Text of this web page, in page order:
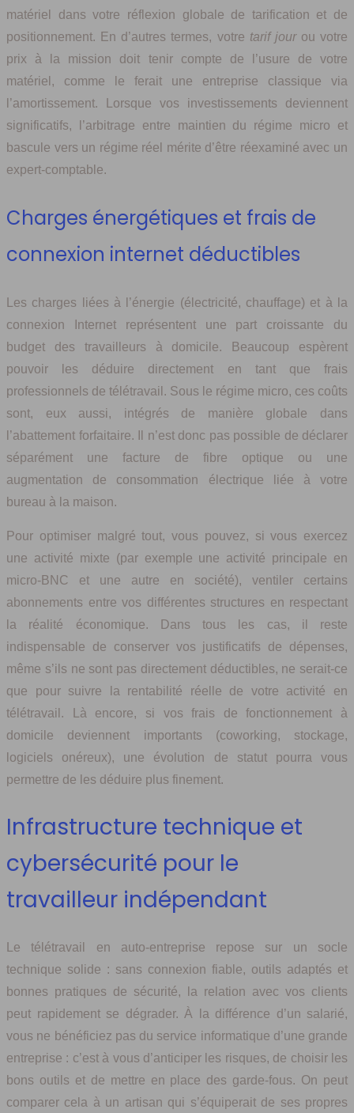
matériel dans votre réflexion globale de tarification et de
positionnement. En d’autres termes, votre tarif jourou votre
prix à la mission doit tenir compte de l’usure de votre
matériel, comme le ferait une entreprise classique via
l’amortissement. Lorsque vos investissements deviennent
significatifs, l’arbitrage entre maintien du régime micro et
bascule vers un régime réel mérite d’être réexaminé avec un
expert-comptable.
Charges énergétiques et frais de
connexion internet déductibles
Les charges liées à l’énergie (électricité, chauffage) et à la
connexion Internet représentent une part croissante du
budget des travailleurs à domicile. Beaucoup espèrent
pouvoir les déduire directement en tant que frais
professionnels de télétravail. Sous le régime micro, ces coûts
sont, eux aussi, intégrés de manière globale dans
l’abattement forfaitaire. Il n’est donc pas possible de déclarer
séparément une facture de fibre optique ou une
augmentation de consommation électrique liée à votre
bureau à la maison.
Pour optimiser malgré tout, vous pouvez, si vous exercez
une activité mixte (par exemple une activité principale en
micro-BNC et une autre en société), ventiler certains
abonnements entre vos différentes structures en respectant
la réalité économique. Dans tous les cas, il reste
indispensable de conserver vos justificatifs de dépenses,
même s’ils ne sont pas directement déductibles, ne serait-ce
que pour suivre la rentabilité réelle de votre activité en
télétravail. Là encore, si vos frais de fonctionnement à
domicile deviennent importants (coworking, stockage,
logiciels onéreux), une évolution de statut pourra vous
permettre de les déduire plus finement.
Infrastructure technique et
cybersécurité pour le
travailleur indépendant
Le télétravail en auto-entreprise repose sur un socle
technique solide : sans connexion fiable, outils adaptés et
bonnes pratiques de sécurité, la relation avec vos clients
peut rapidement se dégrader. À la différence d’un salarié,
vous ne bénéficiez pas du service informatique d’une grande
entreprise : c’est à vous d’anticiper les risques, de choisir les
bons outils et de mettre en place des garde-fous. On peut
comparer cela à un artisan qui s’équiperait de ses propres